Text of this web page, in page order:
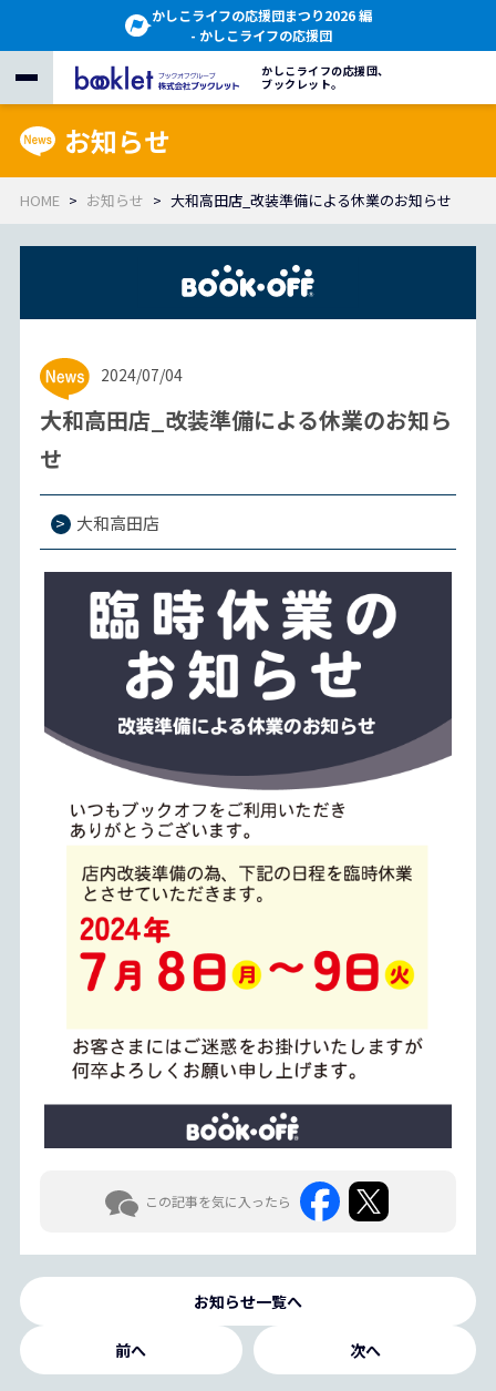
かしこライフの応援団まつり2026 編
- かしこライフの応援団
かしこライフの応援団、
ブックレット。
お知らせ
HOME お知らせ 大和高田店_改装準備による休業のお知らせ
2024/07/04
大和高田店_改装準備による休業のお知ら
せ
大和高田店
この記事を気に入ったら
お知らせ一覧へ
前へ 次へ